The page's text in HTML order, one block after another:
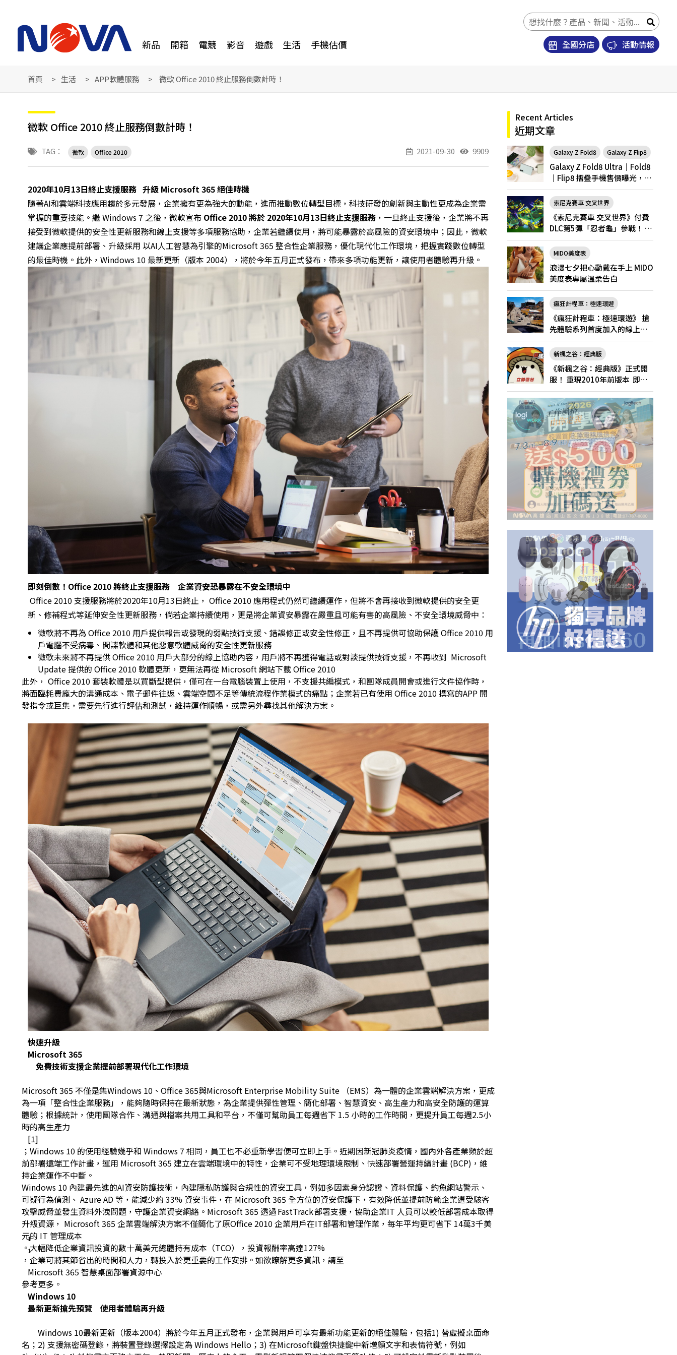
新品 開箱 電競 影音 遊戲 生活 手機估價 活動情報
全國分店
首頁 生活 APP軟體服務 微軟 Office 2010 終止服務倒數計時！
微軟 Office 2010 終止服務倒數計時！
TAG： 微軟 Office 2010 2021-09-30 9909
2020年10月13日終止支援服務 升級Microsoft 365絕佳時機
隨著AI和雲端科技應用趨於多元發展，企業擁有更為強大的動能，進而推動數位轉型目標，科技研發的創新與主動性更成為企業需
掌握的重要技能。繼 Windows 7 之後，微軟宣布 Office 2010將於2020年10月13日終止支援服務，一旦終止支援後，企業將不再
接受到微軟提供的安全性更新服務和線上支援等多項服務協助，企業若繼續使用，將可能暴露於高風險的資安環境中；因此，微軟
建議企業應提前部署、升級採用 以AI人工智慧為引擎的Microsoft 365 整合性企業服務，優化現代化工作環境，把握實踐數位轉型
的最佳時機。此外，Windows 10 最新更新（版本 2004），將於今年五月正式發布，帶來多項功能更新，讓使用者體驗再升級。
即刻倒數！ Office 2010將終止支援服務 企業資安恐暴露在不安全環境中
Office 2010 支援服務將於2020年10月13日終止， Office 2010 應用程式仍然可繼續運作，但將不會再接收到微軟提供的安全更
新、修補程式等延伸安全性更新服務，倘若企業持續使用，更是將企業資安暴露在嚴重且可能有害的高風險、不安全環境威脅中：
微軟將不再為 Office 2010 用戶提供報告或發現的弱點技術支援、錯誤修正或安全性修正，且不再提供可協助保護 Office 2010 用
戶電腦不受病毒、間諜軟體和其他惡意軟體威脅的安全性更新服務
微軟未來將不再提供 Office 2010 用戶大部分的線上協助內容，用戶將不再獲得電話或對談提供技術支援，不再收到 Microsoft
Update 提供的 Office 2010 軟體更新，更無法再從 Microsoft 網站下載 Office 2010
此外， Office 2010 套裝軟體是以買斷型提供，僅可在一台電腦裝置上使用，不支援共編模式，和團隊成員開會或進行文件協作時，
將面臨耗費龐大的溝通成本、電子郵件往返、雲端空間不足等傳統流程作業模式的痛點；企業若已有使用 Office 2010 撰寫的APP 開
發指令或巨集，需要先行進行評估和測試，維持運作順暢，或需另外尋找其他解決方案。
快速升級
Microsoft 365
免費技術支援企業提前部署現代化工作環境
Microsoft 365 不僅是集Windows 10、Office 365與Microsoft Enterprise Mobility Suite （EMS）為一體的企業雲端解決方案，更成
為一項「整合性企業服務」，能夠隨時保持在最新狀態，為企業提供彈性管理、簡化部署、智慧資安、高生產力和高安全防護的運算
體驗；根據統計，使用團隊合作、溝通與檔案共用工具和平台，不僅可幫助員工每週省下 1.5 小時的工作時間，更提升員工每週2.5小
時的高生產力
[1]
；Windows 10 的使用經驗幾乎和 Windows 7 相同，員工也不必重新學習便可立即上手。近期因新冠肺炎疫情，國內外各產業頻於超
前部署遠端工作計畫，運用 Microsoft 365 建立在雲端環境中的特性，企業可不受地理環境限制、快速部署營運持續計畫 (BCP)，維
持企業運作不中斷。
Windows 10 內建最先進的AI資安防護技術，內建隱私防護與合規性的資安工具，例如多因素身分認證、資料保護、釣魚網站警示、
可疑行為偵測、 Azure AD 等，能減少約 33% 資安事件，在 Microsoft 365 全方位的資安保護下，有效降低並提前防範企業遭受駭客
攻擊威脅並發生資料外洩問題，守護企業資安網絡。Microsoft 365 透過 FastTrack 部署支援，協助企業IT 人員可以較低部署成本取得
升級資源， Microsoft 365 企業雲端解決方案不僅簡化了原Office 2010 企業用戶在IT部署和管理作業，每年平均更可省下 14萬3千美
元的 IT 管理成本
1
。大幅降低企業資訊投資的數十萬美元總體持有成本（TCO），投資報酬率高達127%
1
，企業可將其節省出的時間和人力，轉投入於更重要的工作安排。如欲瞭解更多資訊，請至
Microsoft 365 智慧桌面部署資源中心
參考更多。
Windows 10
最新更新搶先預覽 使用者體驗再升級
Windows 10最新更新（版本2004）將於今年五月正式發布，企業與用戶可享有最新功能更新的絕佳體驗，包括1) 替虛擬桌面命
名；2) 支援無密碼登錄，將裝置登錄選擇設定為 Windows Hello；3) 在Microsoft鍵盤快捷鍵中新增顏文字和表情符號，例如
Recent Articles
近期文章
Galaxy Z Fold8 Galaxy Z Flip8
Galaxy Z Fold8 Ultra｜Fold8
｜Flip8 摺疊手機售價曝光，開
放預購
索尼克賽車 交叉世界
《索尼克賽車 交叉世界》付費
DLC第5彈「忍者龜」參戰！ 7
月31日（五）起將舉辦「忍者
龜祭典」
MIDO美度表
浪漫七夕把心動戴在手上 MIDO
美度表專屬溫柔告白
瘋狂計程車：極速環遊
《瘋狂計程車：極速環遊》 搶
先體驗系列首度加入的線上多
人遊玩！
新楓之谷：經典版
《新楓之谷：經典版》正式開
服！ 重現2010年前版本 即日
起登入領好禮